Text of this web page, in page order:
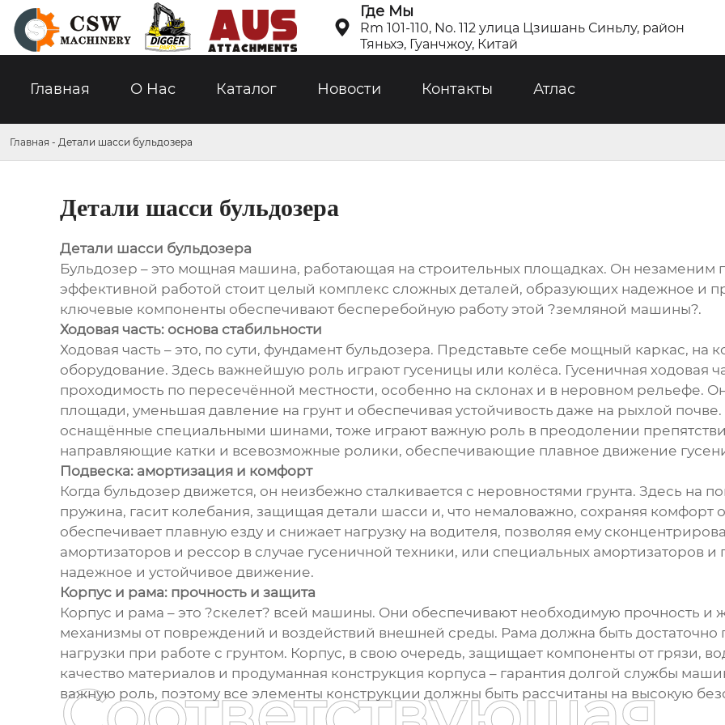

Где Мы
Rm 101-110, No. 112 улица Цзишань Синьлу, район
Тяньхэ, Гуанчжоу, Китай
Главная О Hас Каталог Новости Контакты Атлас
Главная - Детали шасси бульдозера
Детали шасси бульдозера
Детали шасси бульдозера
Бульдозер – это мощная машина, работающая на строительных площадках. Он незаменим
эффективной работой стоит целый комплекс сложных деталей, образующих надежное и
ключевые компоненты обеспечивают бесперебойную работу этой ?земляной машины?.
Ходовая часть: основа стабильности
Ходовая часть – это, по сути, фундамент бульдозера. Представьте себе мощный каркас, на
оборудование. Здесь важнейшую роль играют гусеницы или колёса. Гусеничная ходовая
проходимость по пересечённой местности, особенно на склонах и в неровном рельефе.
площади, уменьшая давление на грунт и обеспечивая устойчивость даже на рыхлой
оснащённые специальными шинами, тоже играют важную роль в преодолении
направляющие катки и всевозможные ролики, обеспечивающие плавное движение
Подвеска: амортизация и комфорт
Когда бульдозер движется, он неизбежно сталкивается с неровностями грунта. Здесь на
пружина, гасит колебания, защищая детали шасси и, что немаловажно, сохраняя комфорт
обеспечивает плавную езду и снижает нагрузку на водителя, позволяя ему
амортизаторов и рессор в случае гусеничной техники, или специальных амортизаторов
надежное и устойчивое движение.
Корпус и рама: прочность и защита
Корпус и рама – это ?скелет? всей машины. Они обеспечивают необходимую прочность и
механизмы от повреждений и воздействий внешней среды. Рама должна быть
нагрузки при работе с грунтом. Корпус, в свою очередь, защищает компоненты от грязи,
качество материалов и продуманная конструкция корпуса – гарантия долгой службы
важную роль, поэтому все элементы конструкции должны быть рассчитаны на высокую